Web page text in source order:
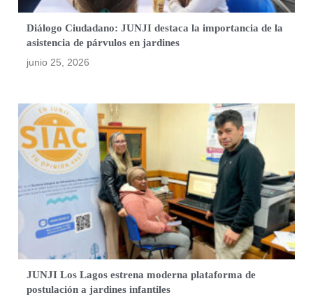
Diálogo Ciudadano: JUNJI destaca la importancia de la
asistencia de párvulos en jardines
junio 25, 2026
JUNJI Los Lagos estrena moderna plataforma de
postulación a jardines infantiles